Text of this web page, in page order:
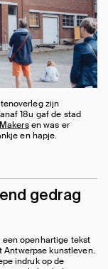
zijn
18u gaf de stad
en was er
en hapje.
gedrag
openhartige tekst
Antwerpse kunstleven.
indruk op de